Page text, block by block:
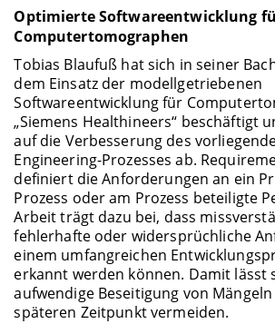
Optimierte Softwareentwicklung
Computertomographen
Tobias Blaufuß hat sich in seiner
dem Einsatz der modellgetriebenen
Softwareentwicklung für
„Siemens Healthineers“ beschäftigt
auf die Verbesserung des
Engineering-Prozesses ab.
definiert die Anforderungen an ein
Prozess oder am Prozess beteiligte
Arbeit trägt dazu bei, dass
fehlerhafte oder widersprüchliche
einem umfangreichen
erkannt werden können. Damit lässt
aufwendige Beseitigung von
späteren Zeitpunkt vermeiden.